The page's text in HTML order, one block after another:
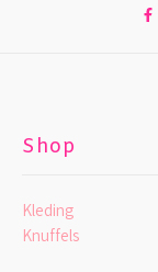
Shop
Kleding
Knuffels